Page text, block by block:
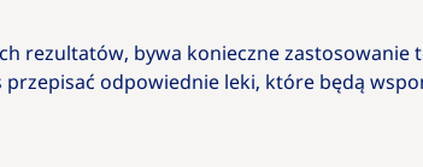
rezultatów, bywa konieczne zastosowanie
odpowiednie leki, które będą